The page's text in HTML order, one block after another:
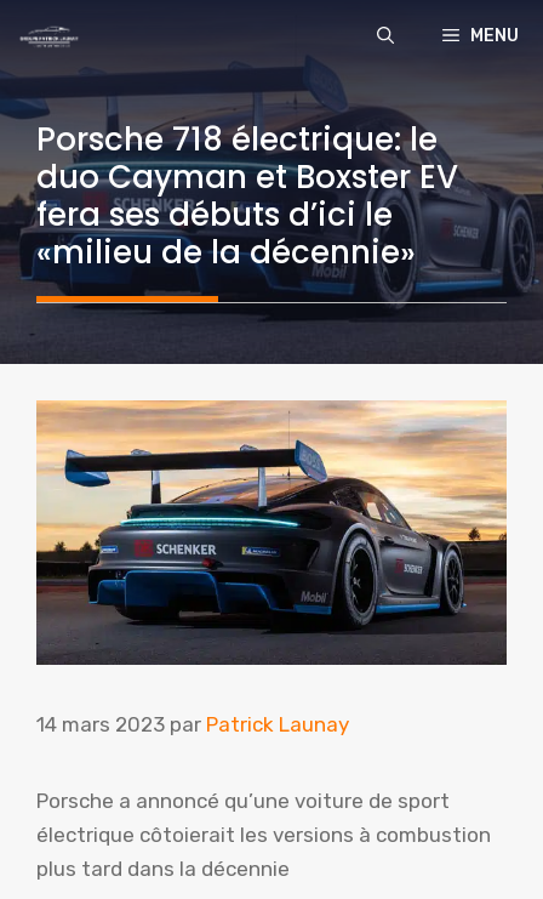
contenu
MENU
Porsche 718 électrique: le
duo Cayman et Boxster EV
fera ses débuts d’ici le
«milieu de la décennie»
14 mars 2023 par Patrick Launay
Porsche a annoncé qu’une voiture de sport
électrique côtoierait les versions à combustion
plus tard dans la décennie